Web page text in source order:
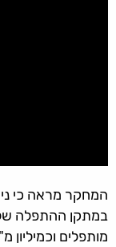
המחקר מראה כי
מותפלים